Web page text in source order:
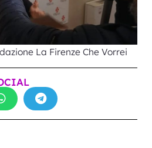
La Firenze Che Vorrei